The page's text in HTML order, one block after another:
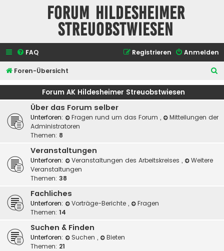
Forum Hildesheimer
Streuobstwiesen
FAQ Anmelden
Registrieren
Foren-Übersicht
u
Forum AK Hildesheimer Streuobstwiesen
Über das Forum selber
Unterforen: Fragen rund um das Forum ,
Mitteilungen der
Administratoren
Themen: 8
Veranstaltungen
Unterforen: Veranstaltungen des Arbeitskreises ,
Weitere
Veranstaltungen
Themen: 38
Fachliches
Unterforen: Vorträge-Berichte ,
Fragen
Themen: 14
Suchen & Finden
Unterforen: Suchen ,
Bieten
Themen: 21